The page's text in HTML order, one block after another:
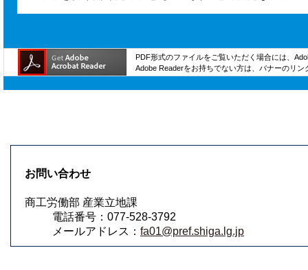
PDF形式のファイルをご覧いただく場合には、
Adobe Readerをお持ちでない方は、バナーのリ
お問い合わせ
商工労働部 産業立地課
電話番号：077-528-3792
メールアドレス： fa01@pref.shiga.lg.jp